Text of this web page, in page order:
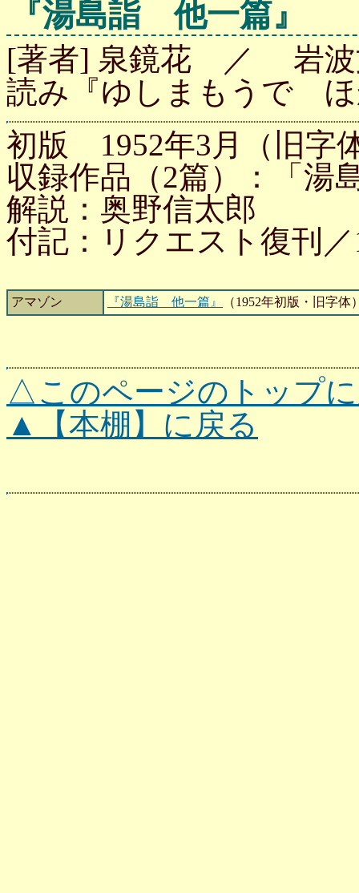
『湯島詣 他一篇』
[著者] 泉鏡花 ／ 岩波
読み『ゆしまもうで
初版 1952年3月（旧字
収録作品（2篇）：「湯
解説：奥野信太郎
付記：リクエスト復刊／
アマゾン 『湯島詣 他一篇』 （1952年初版・旧字体
△このページのトップ
▲【本棚】に戻る